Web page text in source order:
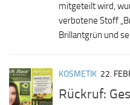
mitgeteilt wird,
verbotene Stoff
Brillantgrün und
KOSMETIK 22.
Rückruf: